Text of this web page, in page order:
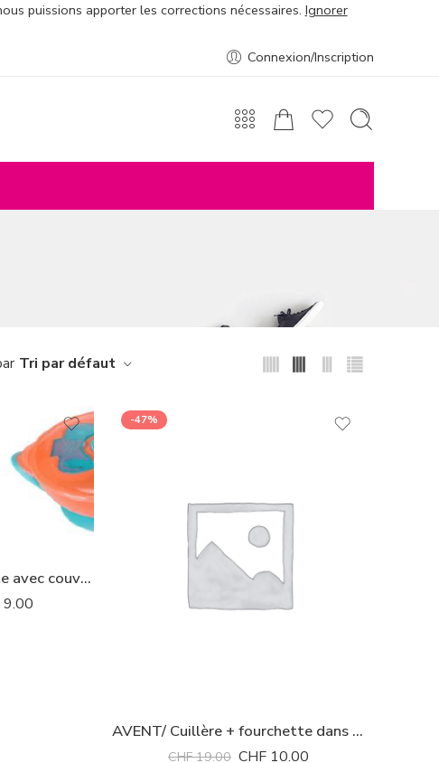
puissions apporter les corrections nécessaires. Ignorer
Connexion/Inscription
Tri par défaut
Assiette anti-dérapante avec couvercle et services Bibi *
9.00
-47%
AVENT/ Cuillère + fourchette dans boîte transport dès 12 mois
CHF19.00 CHF 10.00